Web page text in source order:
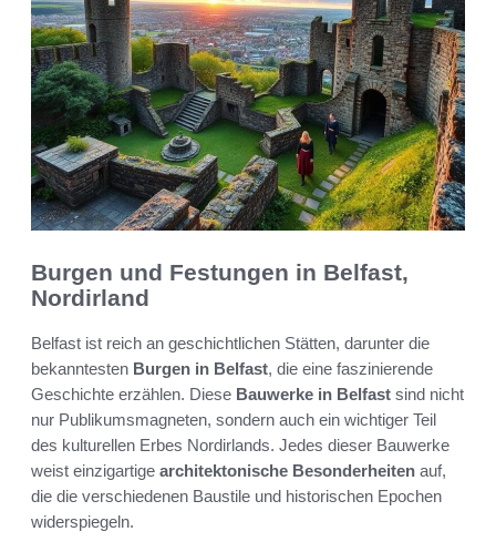
Burgen und Festungen in Belfast,
Nordirland
Belfast ist reich an geschichtlichen Stätten, darunter die
bekanntesten Burgen in Belfast, die eine faszinierende
Geschichte erzählen. Diese Bauwerke in Belfast sind nicht
nur Publikumsmagneten, sondern auch ein wichtiger Teil
des kulturellen Erbes Nordirlands. Jedes dieser Bauwerke
weist einzigartige architektonische Besonderheiten auf,
die die verschiedenen Baustile und historischen Epochen
widerspiegeln.